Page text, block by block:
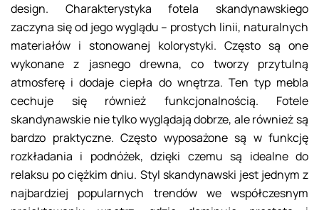
design. Charakterystyka fotela skandynawskiego
zaczyna się od jego wyglądu – prostych linii, naturalnych
materiałów i stonowanej kolorystyki. Często są one
wykonane z jasnego drewna, co tworzy przytulną
atmosferę i dodaje ciepła do wnętrza. Ten typ mebla
cechuje się również funkcjonalnością. Fotele
skandynawskie nie tylko wyglądają dobrze, ale również są
bardzo praktyczne. Często wyposażone są w funkcję
rozkładania i podnóżek, dzięki czemu są idealne do
relaksu po ciężkim dniu. Styl skandynawski jest jednym z
najbardziej popularnych trendów we współczesnym